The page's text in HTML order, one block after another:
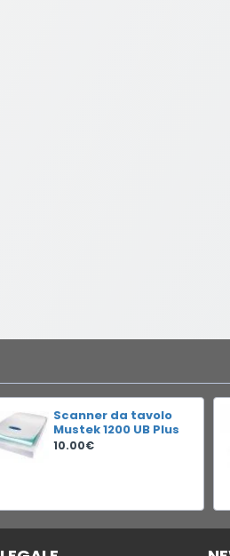
Scanner da tavolo
Mustek 1200 UB Plus
10.00€